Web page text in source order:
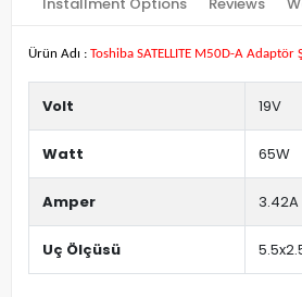
Ürün Adı : Toshiba SATELLITE M50D-A Adaptör
Volt 19V
Watt 65W
Amper 3.42A
Uç Ölçüsü